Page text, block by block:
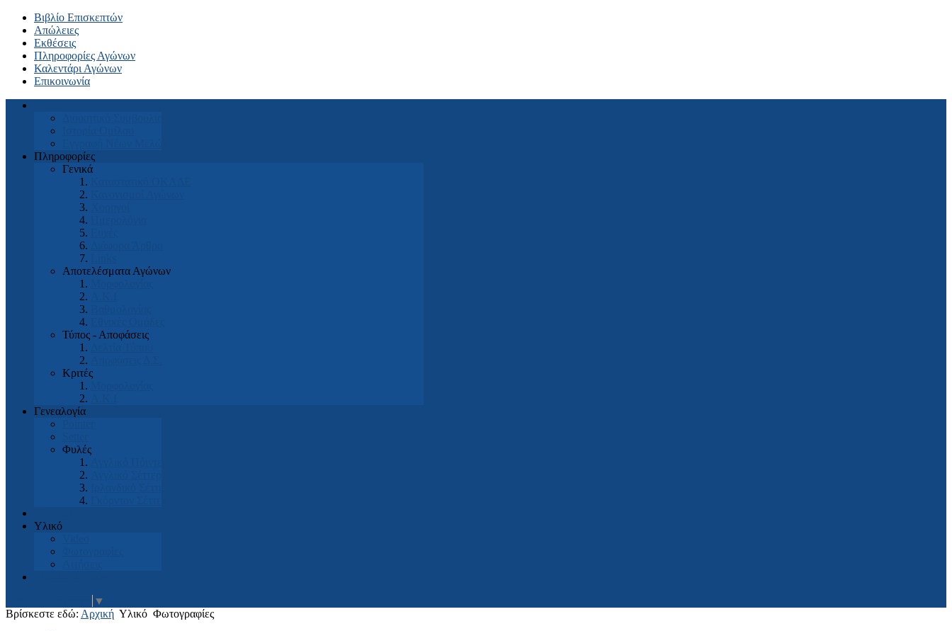
Βιβλίο Επισκεπτών
Απώλειες
Εκθέσεις
Πληροφορίες Αγώνων
Καλεντάρι Αγώνων
Επικοινωνία
Πληροφορίες
Γενικά
Αποτελέσματα Αγώνων
Τύπος - Αποφάσεις
Κριτές
Γενεαλογία
Φυλές
Υλικό
▼
Βρίσκεστε εδώ: Αρχική Υλικό Φωτογραφίες